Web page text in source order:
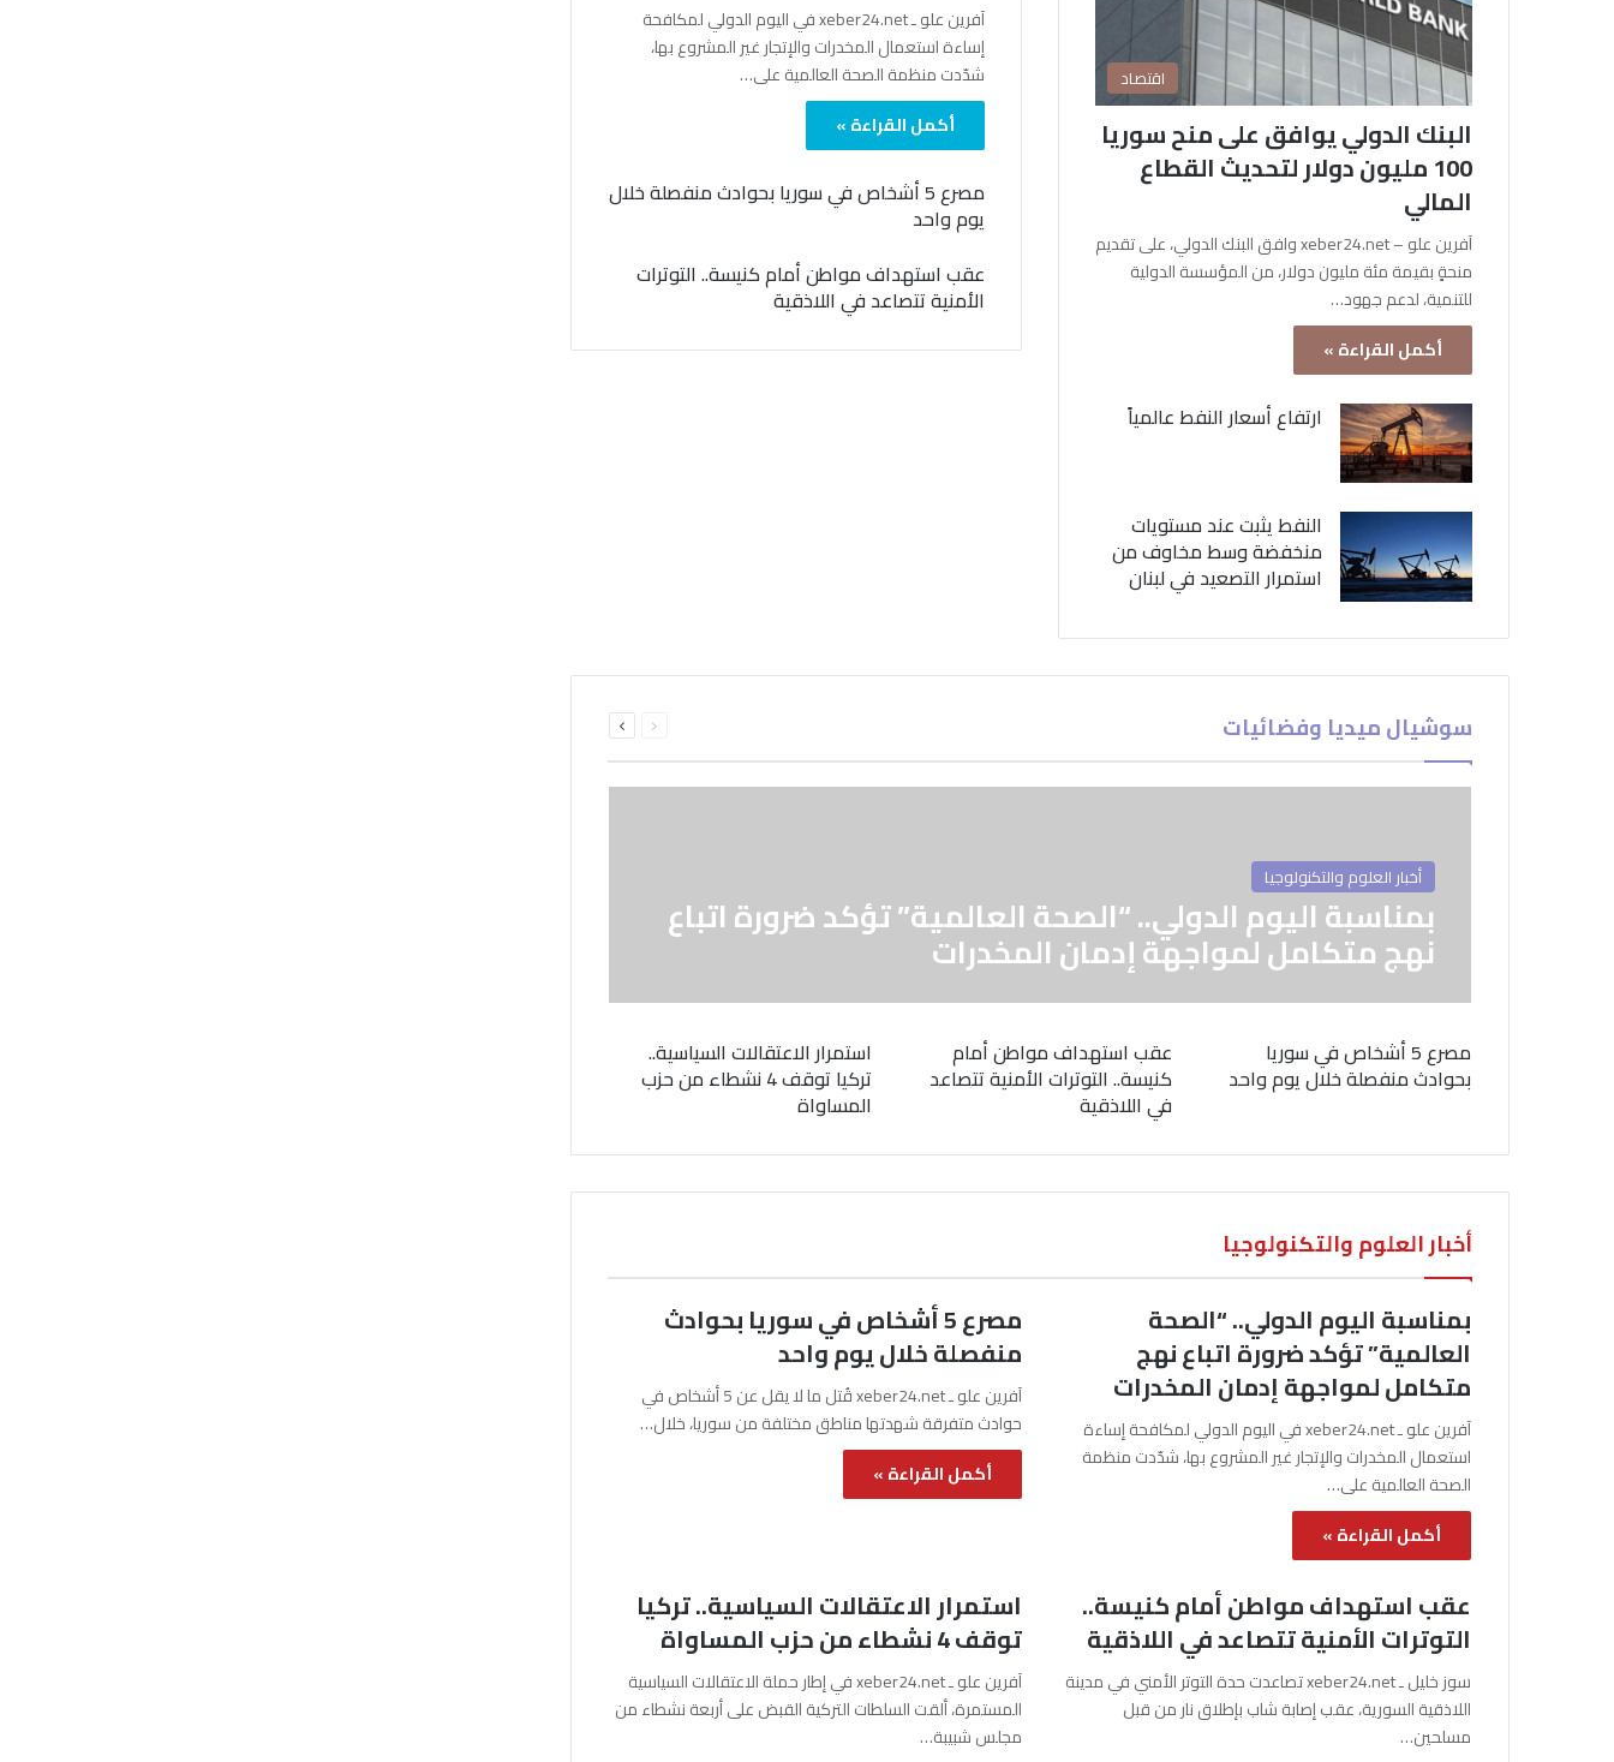
اقتصاد
البنك الدولي يوافق على منح سوريا
100 مليون دولار لتحديث القطاع
المالي
آفرين علو – xeber24.net وافق البنك الدولي، على تقديم
منحةٍ بقيمة مئة مليون دولار، من المؤسسة الدولية
للتنمية، لدعم جهود…
أكمل القراءة »
ارتفاع أسعار النفط عالمياً
النفط يثبت عند مستويات
منخفضة وسط مخاوف من
استمرار التصعيد في لبنان
آفرين علو ـ xeber24.net في اليوم الدولي لمكافحة
إساءة استعمال المخدرات والإتجار غير المشروع بها،
شدّدت منظمة الصحة العالمية على…
أكمل القراءة »
مصرع 5 أشخاص في سوريا بحوادث منفصلة خلال
يوم واحد
عقب استهداف مواطن أمام كنيسة.. التوترات
الأمنية تتصاعد في اللاذقية
سوشيال ميديا وفضائيات الصفحةالصفحة
أخبار العلوم والتكنولوجيا
بمناسبة اليوم الدولي.. “الصحة العالمية” تؤكد ضرورة اتباع
نهج متكامل لمواجهة إدمان المخدرات
مصرع 5 أشخاص في سوريا
بحوادث منفصلة خلال يوم واحد
عقب استهداف مواطن أمام
كنيسة.. التوترات الأمنية تتصاعد
في اللاذقية
استمرار الاعتقالات السياسية..
تركيا توقف 4 نشطاء من حزب
المساواة
أخبار العلوم والتكنولوجيا
بمناسبة اليوم الدولي.. “الصحة
العالمية” تؤكد ضرورة اتباع نهج
متكامل لمواجهة إدمان المخدرات
آفرين علو ـ xeber24.net في اليوم الدولي لمكافحة إساءة
استعمال المخدرات والإتجار غير المشروع بها، شدّدت منظمة
الصحة العالمية على…
أكمل القراءة »
مصرع 5 أشخاص في سوريا بحوادث
منفصلة خلال يوم واحد
آفرين علو ـ xeber24.net قُتل ما لا يقل عن 5 أشخاص في
حوادث متفرقة شهدتها مناطق مختلفة من سوريا، خلال…
أكمل القراءة »
عقب استهداف مواطن أمام كنيسة..
التوترات الأمنية تتصاعد في اللاذقية
سوز خليل ـ xeber24.net تصاعدت حدة التوتر الأمني في مدينة
اللاذقية السورية، عقب إصابة شاب بإطلاق نار من قبل
مسلحين…
استمرار الاعتقالات السياسية.. تركيا
توقف 4 نشطاء من حزب المساواة
آفرين علو ـ xeber24.net في إطار حملة الاعتقالات السياسية
المستمرة، ألقت السلطات التركية القبض على أربعة نشطاء من
مجلس شبيبة…